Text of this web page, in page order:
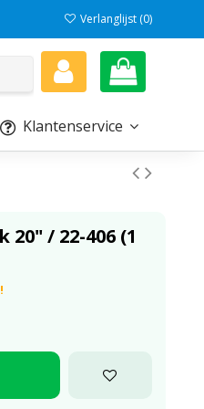
Verlanglijst (0)
Klantenservice
/ 22-406 (1